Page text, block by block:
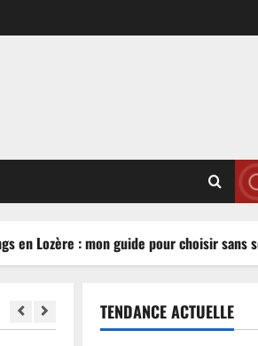
en Lozère : mon guide pour choisir sans
TENDANCE ACTUELLE